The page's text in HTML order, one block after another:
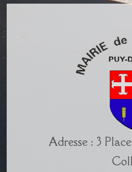
Adresse : 3